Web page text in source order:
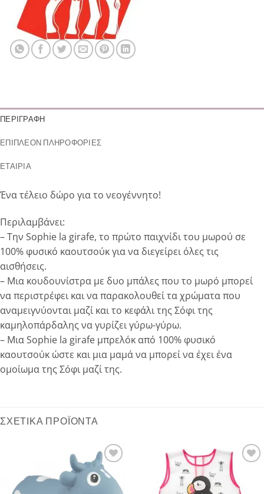
ΠΕΡΙΓΡΑΦΉ
ΕΠΙΠΛΈΟΝ ΠΛΗΡΟΦΟΡΊΕΣ
ΕΤΑΙΡΊΑ
Ένα τέλειο δώρο για το νεογέννητο!
Περιλαμβάνει:
– Την Sophie la girafe, το πρώτο παιχνίδι του μωρού σε
100% φυσικό καουτσούκ για να διεγείρει όλες τις
αισθήσεις.
– Μια κουδουνίστρα με δυο μπάλες που το μωρό μπορεί
να περιστρέφει και να παρακολουθεί τα χρώματα που
αναμειγνύονται μαζί και το κεφάλι της Σόφι της
καμηλοπάρδαλης να γυρίζει γύρω-γύρω.
– Μια Sophie la girafe μπρελόκ από 100% φυσικό
καουτσούκ ώστε και μια μαμά να μπορεί να έχει ένα
ομοίωμα της Σόφι μαζί της.
ΣΧΕΤΙΚΆ ΠΡΟΪΌΝΤΑ
Add to
wishlist
wishlist